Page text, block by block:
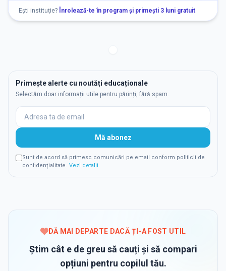
Ești instituție? Înrolează-te în program și primești 3 luni gratuit.
Primește alerte cu noutăți educaționale
Selectăm doar informații utile pentru părinți, fără spam.
Mă abonez
Sunt de acord să primesc comunicări pe email conform politicii de
confidențialitate. Vezi detalii
DĂ MAI DEPARTE DACĂ ȚI-A FOST UTIL
Știm cât e de greu să cauți și să compari
opțiuni pentru copilul tău.